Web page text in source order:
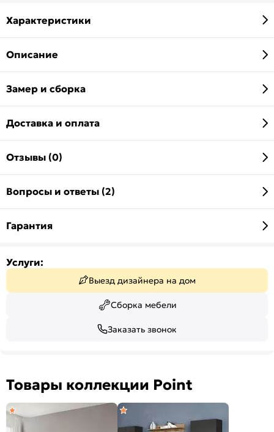
Характеристики
Описание
Замер и сборка
Доставка и оплата
Отзывы (0)
Вопросы и ответы (2)
Гарантия
Услуги:
Выезд дизайнера на дом
Сборка мебели
Заказать звонок
Товары коллекции Point